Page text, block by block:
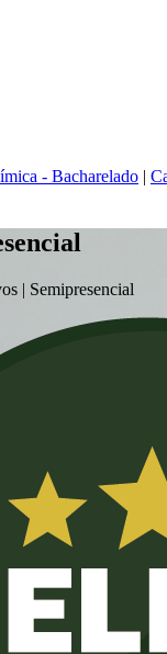
- Bacharelado |
| Semipresencial